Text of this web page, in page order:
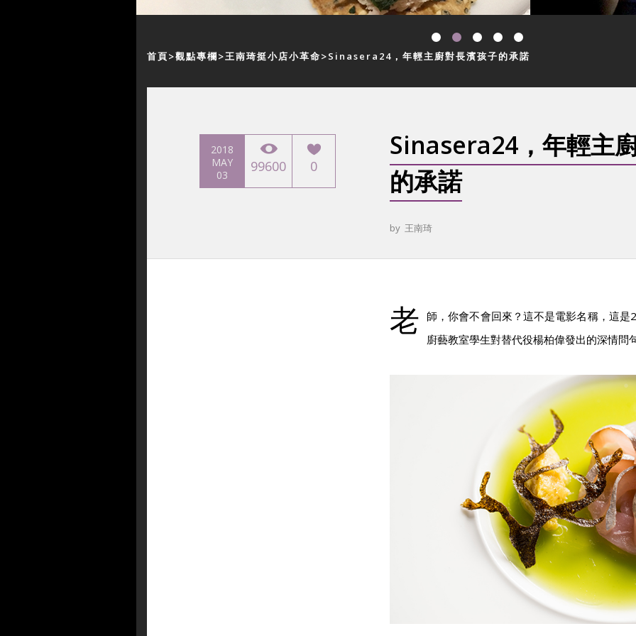
首頁 觀點專欄 王南琦挺小店小革命 Sinasera24，年輕主廚對長濱孩子的承諾
2018
MAY
03
99600 0
Sinasera24，年輕主
的承諾
by 王南琦
老 師，你會不會回來？這不是電影名稱，這
廚藝教室學生對替代役楊柏偉發出的深情問